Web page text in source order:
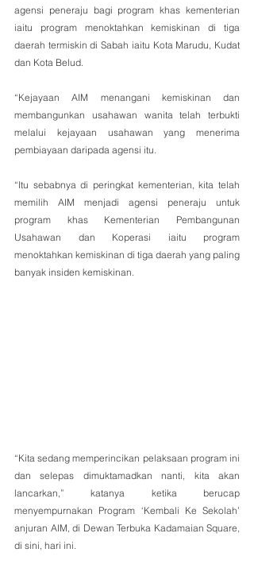
agensi peneraju bagi program khas kementerian
iaitu program menoktahkan kemiskinan di tiga
daerah termiskin di Sabah iaitu Kota Marudu, Kudat
dan Kota Belud.
“Kejayaan AIM menangani kemiskinan dan
membangunkan usahawan wanita telah terbukti
melalui kejayaan usahawan yang menerima
pembiayaan daripada agensi itu.
“Itu sebabnya di peringkat kementerian, kita telah
memilih AIM menjadi agensi peneraju untuk
program khas Kementerian Pembangunan
Usahawan dan Koperasi iaitu program
menoktahkan kemiskinan di tiga daerah yang paling
banyak insiden kemiskinan.
“Kita sedang memperincikan pelaksaan program ini
dan selepas dimuktamadkan nanti, kita akan
lancarkan,” katanya ketika berucap
menyempurnakan Program ‘Kembali Ke Sekolah’
anjuran AIM, di Dewan Terbuka Kadamaian Square,
di sini, hari ini.